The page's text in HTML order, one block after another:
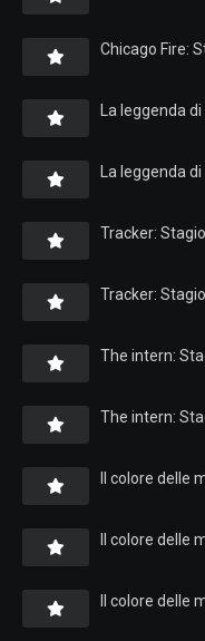
Chicago Fire:
La leggenda
La leggenda
Tracker:
Tracker:
The intern:
The intern:
Il colore delle
Il colore delle
Il colore delle